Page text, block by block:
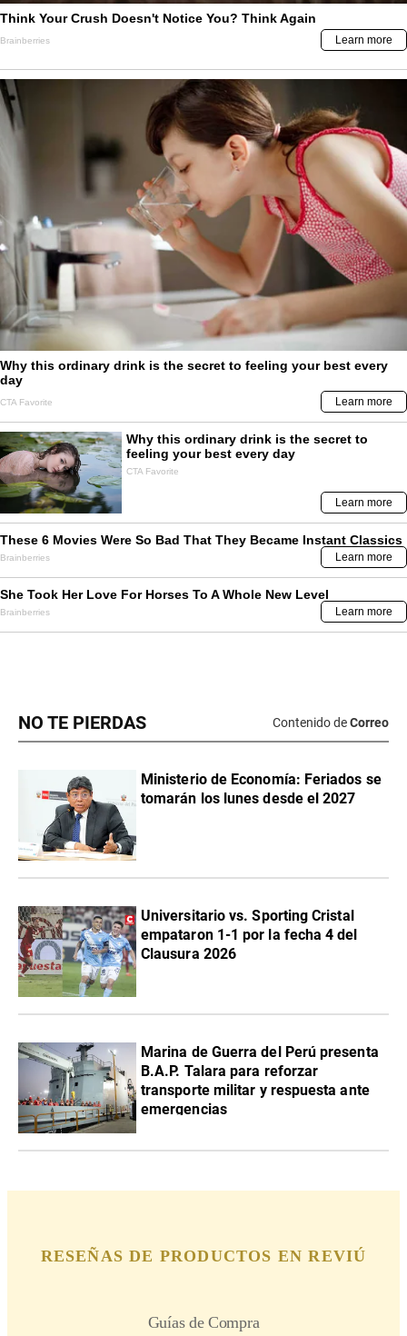
NO TE PIERDAS Contenido deCorreo
Ministerio de Economía: Feriados se
tomarán los lunes desde el 2027
Universitario vs. Sporting Cristal
empataron 1-1 por la fecha 4 del
Clausura 2026
Marina de Guerra del Perú presenta
B.A.P. Talara para reforzar
transporte militar y respuesta ante
emergencias